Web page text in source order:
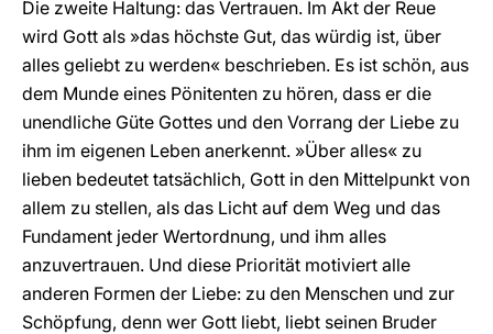
Die zweite Haltung: das Vertrauen. Im Akt der Reue
wird Gott als »das höchste Gut, das würdig ist, über
alles geliebt zu werden« beschrieben. Es ist schön, aus
dem Munde eines Pönitenten zu hören, dass er die
unendliche Güte Gottes und den Vorrang der Liebe zu
ihm im eigenen Leben anerkennt. »Über alles« zu
lieben bedeutet tatsächlich, Gott in den Mittelpunkt von
allem zu stellen, als das Licht auf dem Weg und das
Fundament jeder Wertordnung, und ihm alles
anzuvertrauen. Und diese Priorität motiviert alle
anderen Formen der Liebe: zu den Menschen und zur
Schöpfung, denn wer Gott liebt, liebt seinen Bruder